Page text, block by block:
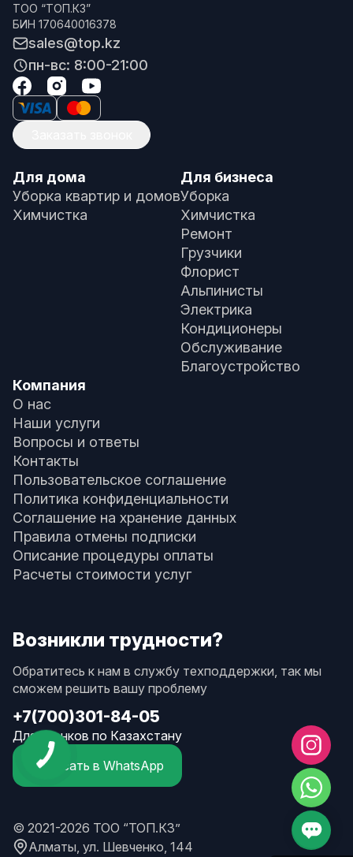
ТОО “ТОП.КЗ”
БИН 170640016378
sales@top.kz
пн-вс: 8:00-21:00
Для дома
Уборка квартир и домов
Химчистка
Для бизнеса
Уборка
Химчистка
Ремонт
Грузчики
Флорист
Альпинисты
Электрика
Кондиционеры
Обслуживание
Благоустройство
Компания
О нас
Наши услуги
Вопросы и ответы
Контакты
Пользовательское соглашение
Политика конфиденциальности
Соглашение на хранение данных
Правила отмены подписки
Описание процедуры оплаты
Расчеты стоимости услуг
Возникли трудности?
Обратитесь к нам в службу техподдержки, так мы
сможем решить вашу проблему
+7(700)301-84-05
Для звонков по Казахстану
Написать в WhatsApp
© 2021-2026 ТОО “ТОП.КЗ”
Алматы, ул. Шевченко, 144